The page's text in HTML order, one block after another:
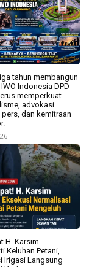
tahun membangun
Indonesia DPD
memperkuat
advokasi
dan kemitraan
H. Karsim
Keluhan Petani,
Irigasi Langsung